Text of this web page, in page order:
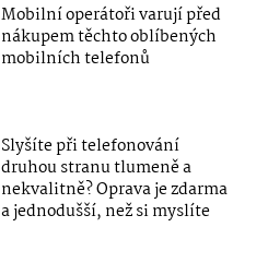
Mobilní operátoři varují před
nákupem těchto oblíbených
mobilních telefonů
Slyšíte při telefonování
druhou stranu tlumeně a
nekvalitně? Oprava je zdarma
a jednodušší, než si myslíte